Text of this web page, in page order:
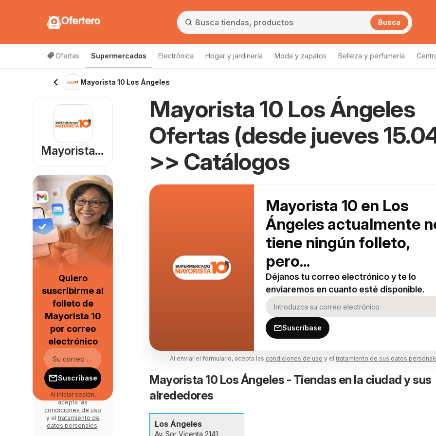
Ofertero Busca
Ofertas Supermercados Electrónica Hogar y jardinería Moda y zapatos Belleza y perfumería
Lista de productos
Mayorista 10 Los Ángeles
Mayorista 10 Los Ángeles
Ofertas (desde jueves
>> Catálogos
Mayorista 10 en Los
Ángeles actualmente
tiene ningún folleto,
pero...
Déjanos tu correo electrónico y te lo
enviaremos en cuanto esté disponible.
Suscríbase
Al enviar el formulario, acepta las condiciones de uso y el tratamiento de sus datos
Mayorista 10 Los Ángeles - Tiendas en la ciudad y sus
alrededores
Los Ángeles
Av. Sor Vicenta 2141
Mayorista 10
Quiero
suscribirme al
folleto de
Mayorista 10
por correo
electrónico
Suscríbase
Al iniciar sesión,
acepta las
condiciones de uso
y el tratamiento de
datos personales.